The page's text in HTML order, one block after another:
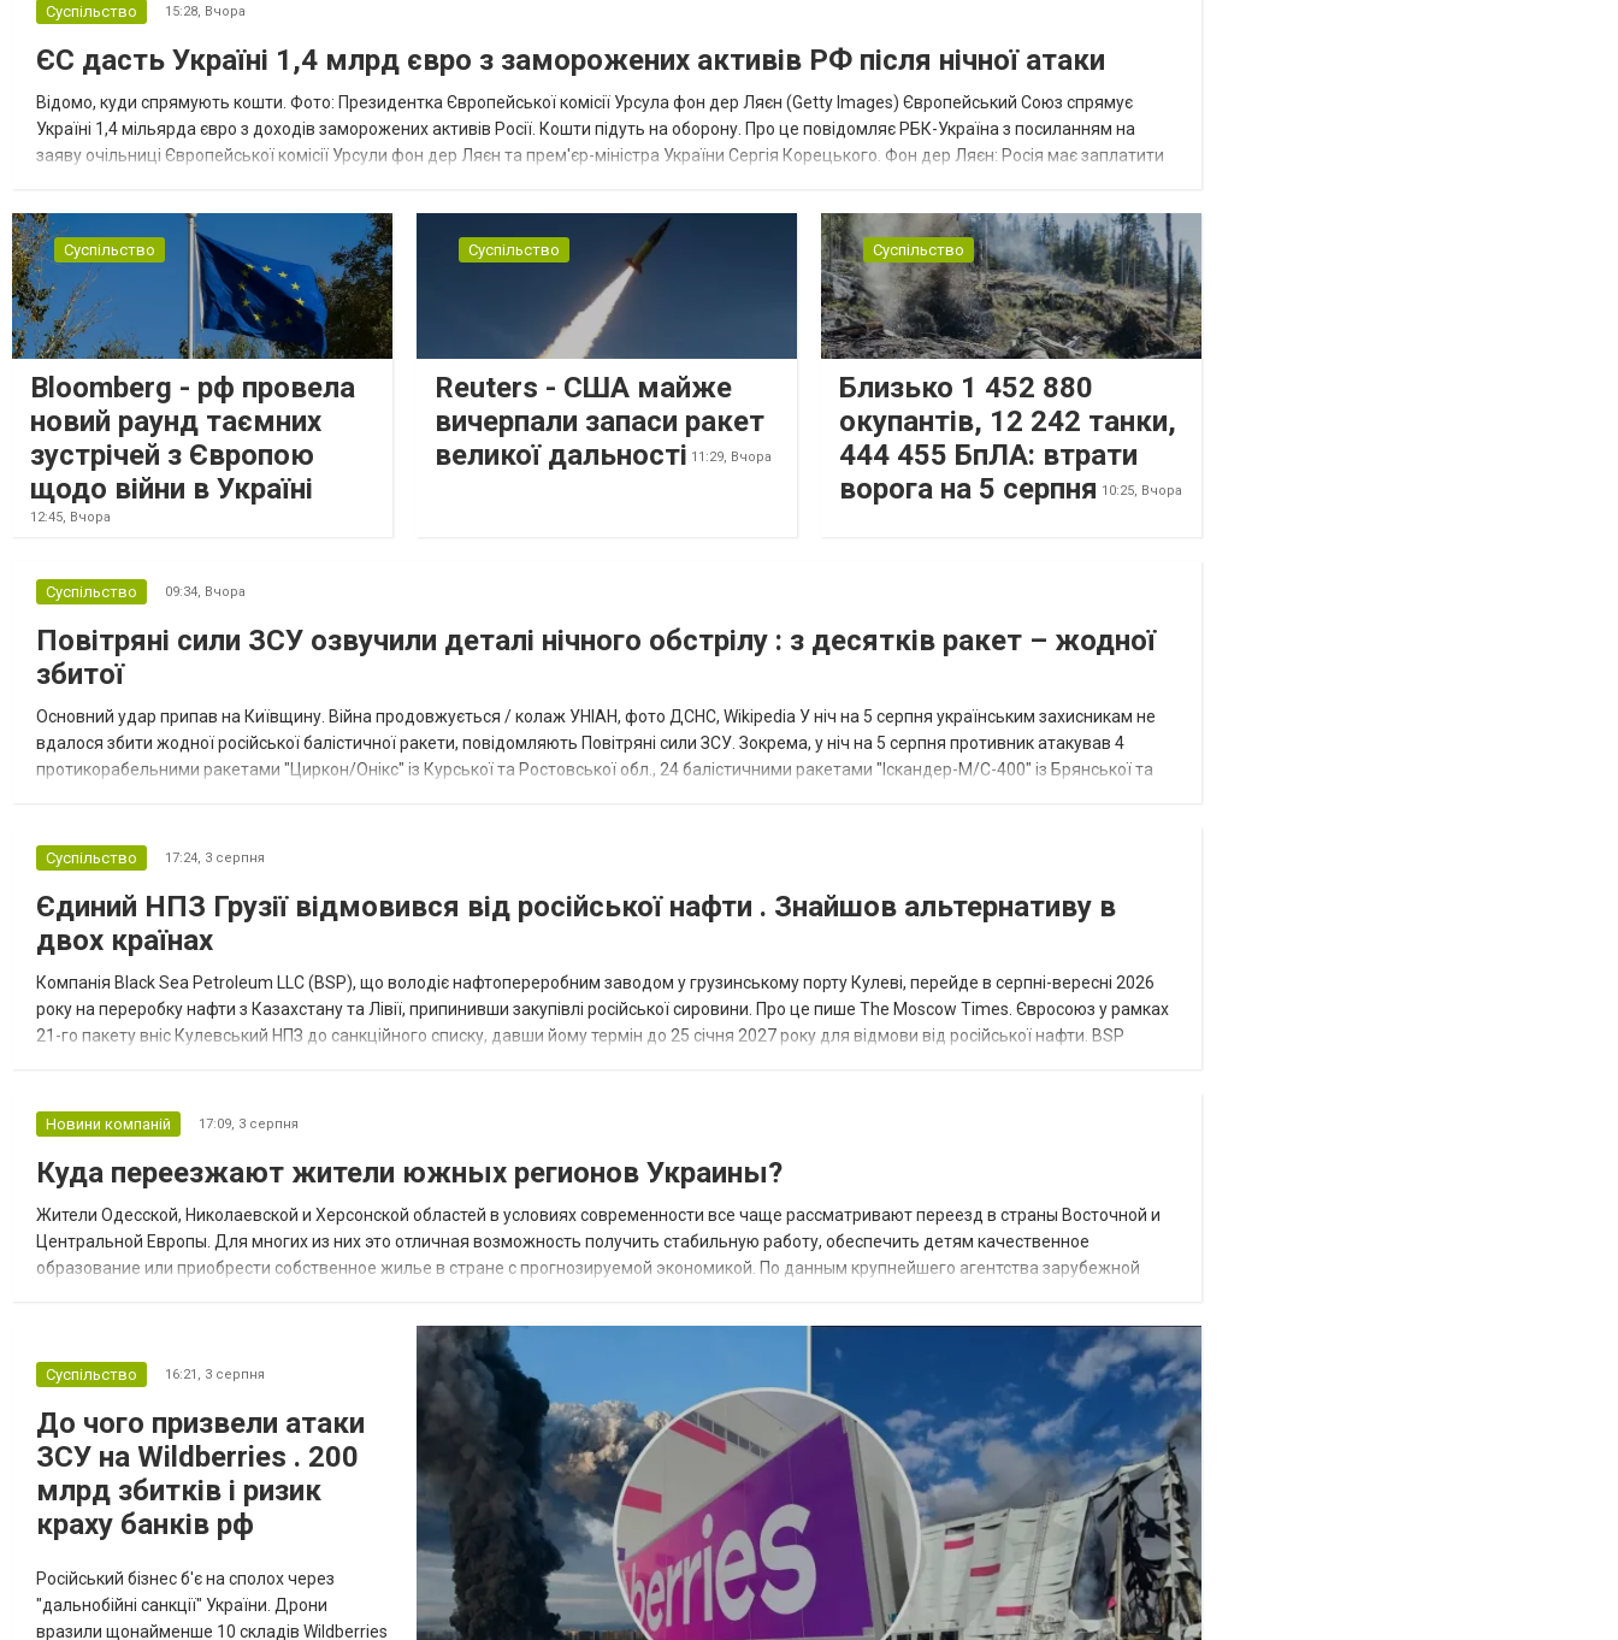
Суспільство 15:28, Вчора
ЄС дасть Україні 1,4 млрд євро з заморожених активів РФ після нічної атаки
Відомо, куди спрямують кошти. Фото: Президентка Європейської комісії Урсула фон дер Ляєн (Getty Images) Європейський Союз спрямує
Україні 1,4 мільярда євро з доходів заморожених активів Росії. Кошти підуть на оборону. Про це повідомляє РБК-Україна з посиланням на
заяву очільниці Європейської комісії Урсули фон дер Ляєн та прем'єр-міністра України Сергія Корецького. Фон дер Ляєн: Росія має заплатити
Суспільство
Bloomberg - рф провела
новий раунд таємних
зустрічей з Європою
щодо війни в Україні
12:45, Вчора
Суспільство
Reuters - США майже
вичерпали запаси ракет
великої дальності 11:29, Вчора
Суспільство
Близько 1 452 880
окупантів, 12 242 танки,
444 455 БпЛА: втрати
ворога на 5 серпня 10:25, Вчора
Суспільство 09:34, Вчора
Повітряні сили ЗСУ озвучили деталі нічного обстрілу : з десятків ракет – жодної
збитої
Основний удар припав на Київщину. Війна продовжується / колаж УНІАН, фото ДСНС, Wikipedia У ніч на 5 серпня українським захисникам не
вдалося збити жодної російської балістичної ракети, повідомляють Повітряні сили ЗСУ. Зокрема, у ніч на 5 серпня противник атакував 4
протикорабельними ракетами "Циркон/Онікс" із Курської та Ростовської обл., 24 балістичними ракетами "Іскандер-М/С-400" із Брянської та
Суспільство 17:24, 3 серпня
Єдиний НПЗ Грузії відмовився від російської нафти . Знайшов альтернативу в
двох країнах
Компанія Black Sea Petroleum LLC (BSP), що володіє нафтопереробним заводом у грузинському порту Кулеві, перейде в серпні-вересні 2026
року на переробку нафти з Казахстану та Лівії, припинивши закупівлі російської сировини. Про це пише The Moscow Times. Євросоюз у рамках
21-го пакету вніс Кулевський НПЗ до санкційного списку, давши йому термін до 25 січня 2027 року для відмови від російської нафти. BSP
Новини компаній 17:09, 3 серпня
Куда переезжают жители южных регионов Украины?
Жители Одесской, Николаевской и Херсонской областей в условиях современности все чаще рассматривают переезд в страны Восточной и
Центральной Европы. Для многих из них это отличная возможность получить стабильную работу, обеспечить детям качественное
образование или приобрести собственное жилье в стране с прогнозируемой экономикой. По данным крупнейшего агентства зарубежной
Суспільство 16:21, 3 серпня
До чого призвели атаки
ЗСУ на Wildberries . 200
млрд збитків і ризик
краху банків рф
Російський бізнес б'є на сполох через
"дальнобійні санкції" України. Дрони
вразили щонайменше 10 складів Wildberries